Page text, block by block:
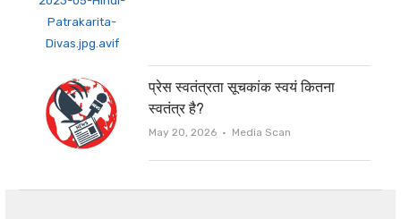
प्रेस स्वतंत्रता सूचकांक स्वयं कितना
स्वतंत्र है?
May 20, 2026 Author
Media Scan